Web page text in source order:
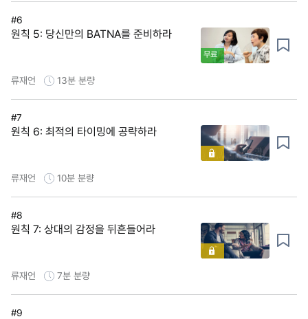
#6
원칙 5: 당신만의 BATNA를 준비하라
무료
류재언 13분 분량
#7
원칙 6: 최적의 타이밍에 공략하라
류재언 10분 분량
#8
원칙 7: 상대의 감정을 뒤흔들어라
류재언 7분 분량
#9